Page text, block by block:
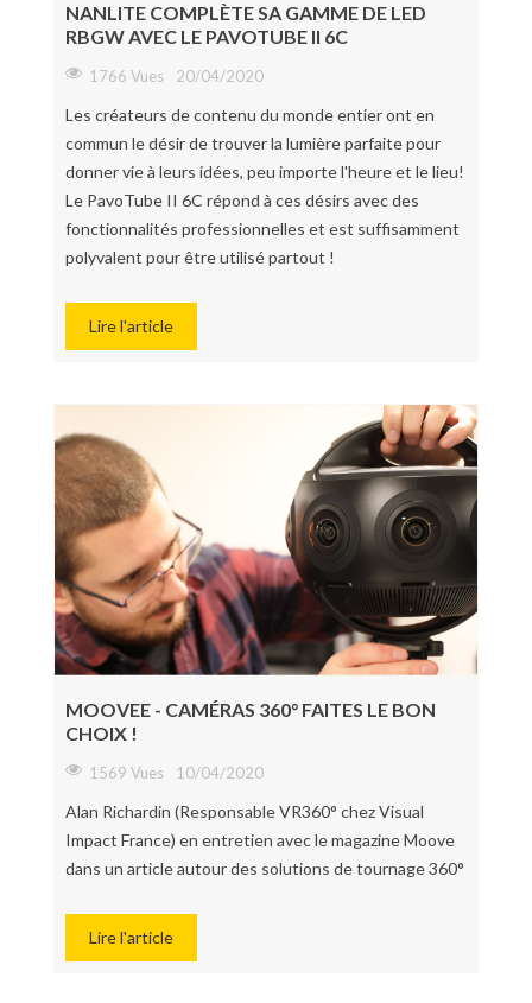
NANLITE COMPLÈTE SA GAMME DE LED
RBGW AVEC LE PAVOTUBE II 6C
1766 Vues 20/04/2020
Les créateurs de contenu du monde entier ont en
commun le désir de trouver la lumière parfaite pour
donner vie à leurs idées, peu importe l'heure et le lieu!
Le PavoTube II 6C répond à ces désirs avec des
fonctionnalités professionnelles et est suffisamment
polyvalent pour être utilisé partout !
Lire l'article
MOOVEE - CAMÉRAS 360° FAITES LE BON
CHOIX !
1569 Vues 10/04/2020
Alan Richardin (Responsable VR360° chez Visual
Impact France) en entretien avec le magazine Moove
dans un article autour des solutions de tournage 360°
Lire l'article